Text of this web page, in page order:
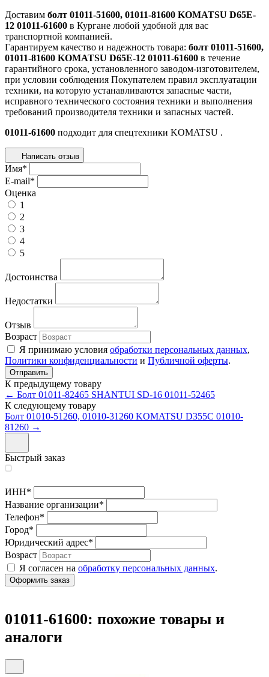
Доставим болт 01011-51600, 01011-81600 KOMATSU D65E-
12 01011-61600 в Кургане любой удобной для вас
транспортной компанией.
Гарантируем качество и надежность товара: болт 01011-51600,
01011-81600 KOMATSU D65E-12 01011-61600 в течение
гарантийного срока, установленного заводом-изготовителем,
при условии соблюдения Покупателем правил эксплуатации
техники, на которую устанавливаются запасные части,
исправного технического состояния техники и выполнения
требований производителя техники и запасных частей.
01011-61600 подходит для спецтехники KOMATSU .
Написать отзыв
Имя*
E-mail*
Оценка
1
2
3
4
5
Достоинства
Недостатки
Отзыв
Возраст
Я принимаю условия обработки персональных данных,
Политики конфиденциальности и Публичной оферты.
К предыдущему товару
← Болт 01011-82465 SHANTUI SD-16 01011-52465
К следующему товару
Болт 01010-51260, 01010-31260 KOMATSU D355C 01010-
81260 →
Быстрый заказ
ИНН*
Название организации*
Телефон*
Город*
Юридический адрес*
Возраст
Я согласен на обработку персональных данных.
01011-61600: похожие товары и
аналоги